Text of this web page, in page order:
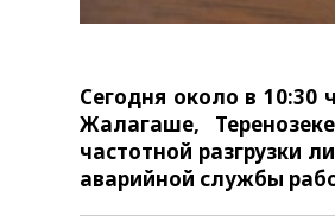
Сегодня около в 10:30
Жалагаше,
частотной разгрузки
аварийной службы